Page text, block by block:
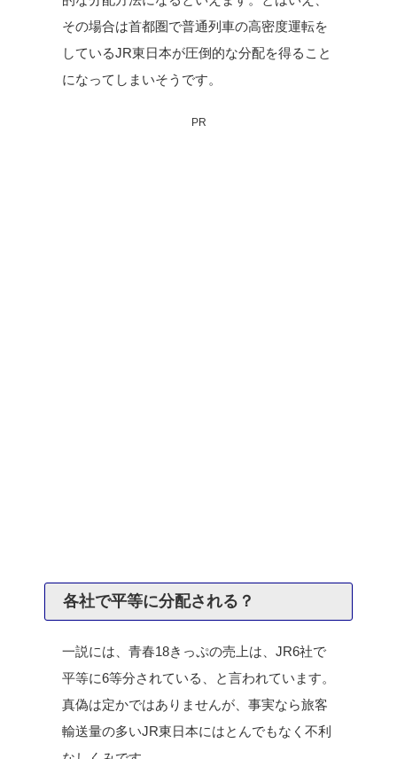
その場合は首都圏で普通列車の高密度運転を
しているJR東日本が圧倒的な分配を得ること
になってしまいそうです。
PR
各社で平等に分配される？
一説には、青春18きっぷの売上は、JR6社で
平等に6等分されている、と言われています。
真偽は定かではありませんが、事実なら旅客
輸送量の多いJR東日本にはとんでもなく不利